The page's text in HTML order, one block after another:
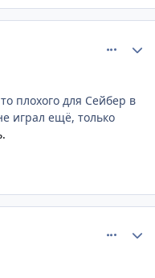
плохого для Сейбер в
играл ещё, только